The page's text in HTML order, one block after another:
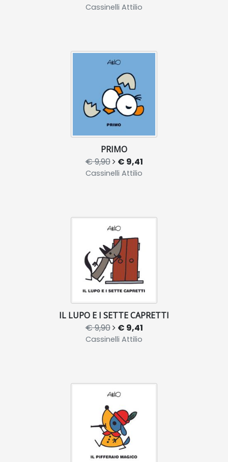
Cassinelli Attilio
PRIMO
€ 9,90 € 9,41
Cassinelli Attilio
IL LUPO E I SETTE CAPRETTI
€ 9,90 € 9,41
Cassinelli Attilio